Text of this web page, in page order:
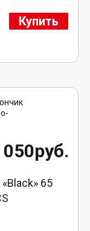
Купить
050руб.
65